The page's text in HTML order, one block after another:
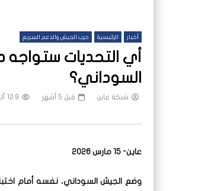
أخبار الرئيسية حرب الجيش والدعم السريع
أي التحديات
السوداني؟
شبكة عاين قبل 5 أشهر 12.9 ألف
عاين- 15 مارس 2026
وضع الجيش السوداني، نفسه أمام